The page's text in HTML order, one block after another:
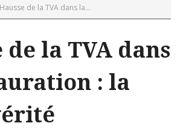
Hausse de la TVA dans la...
de la TVA dans
: la